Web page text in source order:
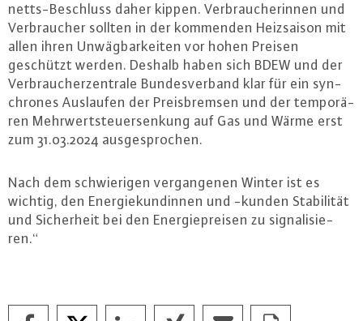
netts-Be­schluss daher kippen. Ver­brau­che­rin­nen und
Ver­brau­cher sollten in der kommenden Heiz­sai­son mit
allen ihren Un­wäg­bar­kei­ten vor hohen Preisen
geschützt werden. Deshalb haben sich BDEW und der
Ver­brau­cher­zen­tra­le Bun­des­ver­band klar für ein syn­
chro­nes Auslaufen der Preis­brem­sen und der tem­po­rä­
ren Mehr­wert­steu­er­sen­kung auf Gas und Wärme erst
zum 31.03.2024 aus­ge­spro­chen.
Nach dem schwie­ri­gen ver­gan­ge­nen Winter ist es
wichtig, den En­er­gie­kun­din­nen und -kunden Sta­bi­li­tät
und Si­cher­heit bei den En­er­gie­prei­sen zu si­gna­li­sie­
ren.“